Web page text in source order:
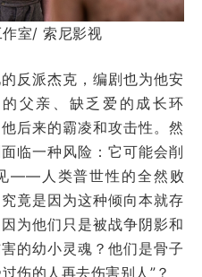
室/ 索尼影视
反派杰克，编剧也为他安
父亲、缺乏爱的成长环
后来的霸凌和攻击性。然
临一种风险：它可能会削
——人类普世性的全然败
竟是因为这种倾向本就存
为他们只是被战争阴影和
的幼小灵魂？他们是骨子
伤的人再去伤害别人”？